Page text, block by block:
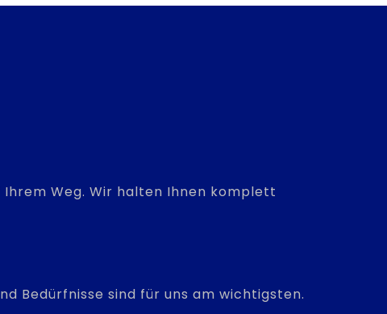
Ihrem Weg. Wir halten Ihnen komplett
Bedürfnisse sind für uns am wichtigsten.